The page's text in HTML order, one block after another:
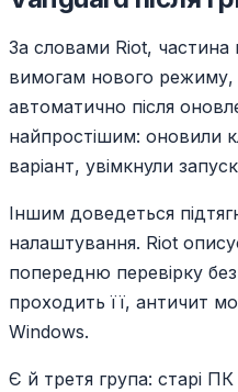
За словами Riot, частина
вимогам нового режиму,
автоматично після
найпростішим: оновили
варіант, увімкнули
Іншим доведеться
налаштування. Riot
попередню перевірку
проходить її, античит
Windows.
Є й третя група: старі ПК